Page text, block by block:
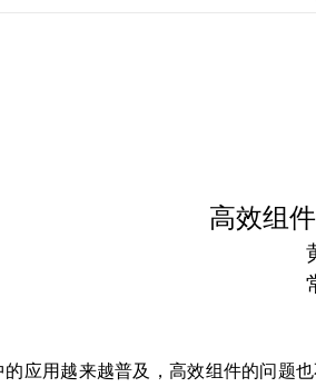
高效组件
应用越来越普及，高效组件的问题